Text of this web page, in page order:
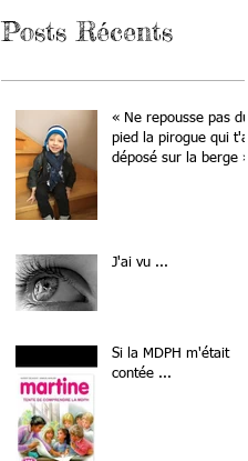
Posts Récents
« Ne repousse pas du
pied la pirogue qui t'a
déposé sur la berge »
J'ai vu ...
Si la MDPH m'était
contée ...